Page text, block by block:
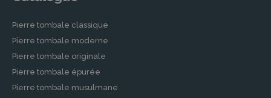
Pierre tombale classique
Pierre tombale moderne
Pierre tombale originale
Pierre tombale épurée
Pierre tombale musulmane